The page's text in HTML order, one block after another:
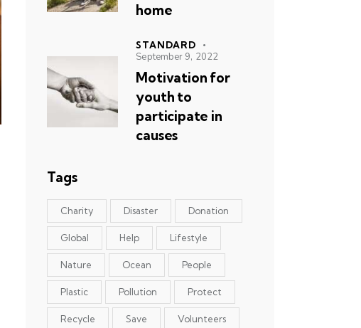
home
STANDARD
September 9, 2022
Motivation for
youth to
participate in
causes
Tags
Charity Disaster Donation
Global Help Lifestyle
Nature Ocean People
Plastic Pollution Protect
Recycle Save Volunteers